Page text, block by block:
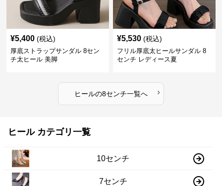
¥5,400 (税込)
厚底ストラップサンダル 8セン
チ太ヒール 美脚
¥5,530 (税込)
フリル厚底太ヒールサンダル 8
センチ レディース夏
ヒールの8センチ一覧へ ›
ヒール カテゴリ一覧
10センチ
7センチ